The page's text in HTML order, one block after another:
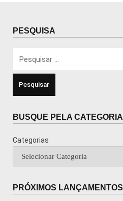
PESQUISA
BUSQUE PELA CATEGORIA
Categorias
PRÓXIMOS LANÇAMENTOS